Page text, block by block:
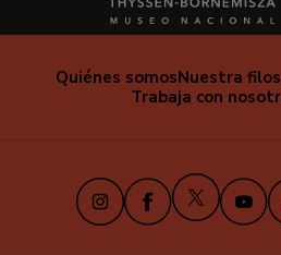
Quiénes somosNuestra
Trabaja con
Instagram
Facebook X